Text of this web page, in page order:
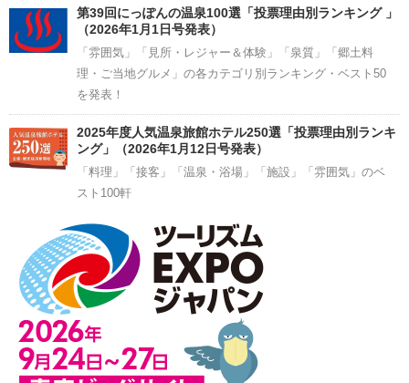
第39回にっぽんの温泉100選「投票理由別ランキング 」
（2026年1月1日号発表）
「雰囲気」「見所・レジャー＆体験」「泉質」「郷土料
理・ご当地グルメ」の各カテゴリ別ランキング・ベスト50
を発表！
2025年度人気温泉旅館ホテル250選「投票理由別ランキ
ング」（2026年1月12日号発表）
「料理」「接客」「温泉・浴場」「施設」「雰囲気」のベ
スト100軒